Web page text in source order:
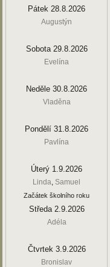
Pátek 28.8.2026
Augustýn
Sobota 29.8.2026
Evelína
Neděle 30.8.2026
Vladěna
Pondělí 31.8.2026
Pavlína
Úterý 1.9.2026
Linda, Samuel
Začátek školního roku
Středa 2.9.2026
Adéla
Čtvrtek 3.9.2026
Bronislav